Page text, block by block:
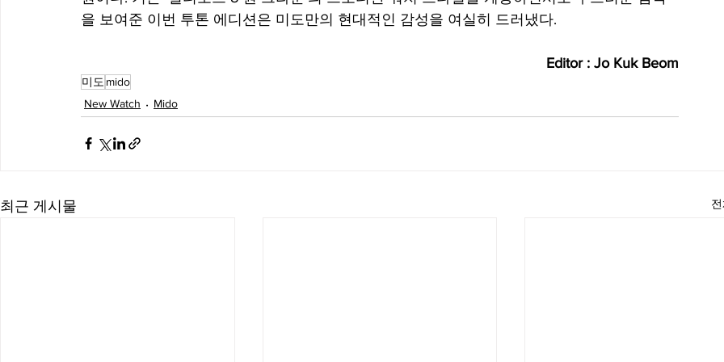
을 보여준 이번 투톤 에디션은 미도만의 현대적인 감성을 여실히 드러냈다.
Editor : Jo Kuk Beom
미도 mido
New Watch
Mido
최근 게시물